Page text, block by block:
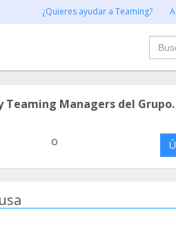
¿Quieres ayudar a Teaming?
Teaming Managers del Grupo.
o